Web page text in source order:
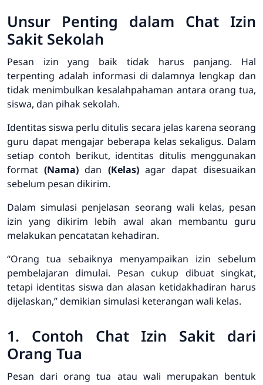
Unsur Penting dalam Chat Izin
Sakit Sekolah
Pesan izin yang baik tidak harus panjang. Hal
terpenting adalah informasi di dalamnya lengkap dan
tidak menimbulkan kesalahpahaman antara orang tua,
siswa, dan pihak sekolah.
Identitas siswa perlu ditulis secara jelas karena seorang
guru dapat mengajar beberapa kelas sekaligus. Dalam
setiap contoh berikut, identitas ditulis menggunakan
format(Nama) dan (Kelas)agar dapat disesuaikan
sebelum pesan dikirim.
Dalam simulasi penjelasan seorang wali kelas, pesan
izin yang dikirim lebih awal akan membantu guru
melakukan pencatatan kehadiran.
“Orang tua sebaiknya menyampaikan izin sebelum
pembelajaran dimulai. Pesan cukup dibuat singkat,
tetapi identitas siswa dan alasan ketidakhadiran harus
dijelaskan,” demikian simulasi keterangan wali kelas.
1. Contoh Chat Izin Sakit dari
Orang Tua
Pesan dari orang tua atau wali merupakan bentuk